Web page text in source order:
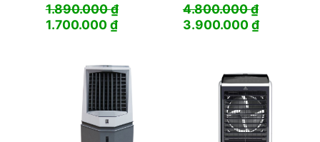
1.890.000₫
Giá
1.890.000 ₫.
1.700.000₫Giá
là:
1.700.000 ₫.
4.800.000₫
Giá
4.800.000 ₫.
3.900.000₫Giá
là: